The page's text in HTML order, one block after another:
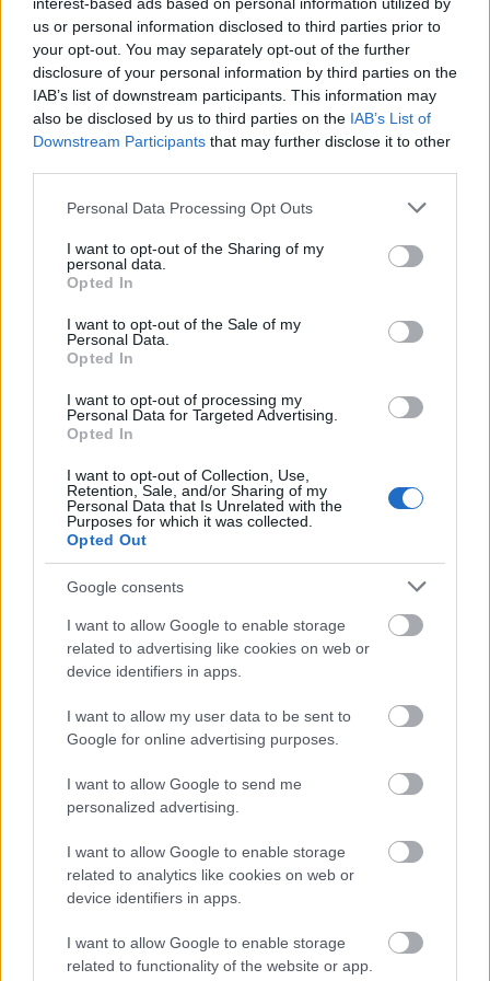
us or personal information disclosed to third parties prior to
your opt-out. You may separately opt-out of the further
disclosure of your personal information by third parties on the
IAB’s list of downstream participants. This information may
also be disclosed by us to third parties on the IAB’s List of
Downstream Participants that may further disclose it to other
Please note that this website/app uses one or more Google
not limited to your visit or usage behaviour. You may click to
grant or deny consent to Google and its third-party tags to
use your data for below specified purposes in below Google
consent section.
Personal Data Processing Opt Outs
I want to opt-out of the Sharing of my
personal data.
Opted In
I want to opt-out of the Sale of my
Personal Data.
Opted In
I want to opt-out of processing my
Personal Data for Targeted Advertising.
Opted In
I want to opt-out of Collection, Use,
Retention, Sale, and/or Sharing of my
Personal Data that Is Unrelated with the
Purposes for which it was collected.
Opted Out
Google consents
I want to allow Google to enable storage
related to advertising like cookies on web or
device identifiers in apps.
I want to allow my user data to be sent to
Google for online advertising purposes.
I want to allow Google to send me
personalized advertising.
I want to allow Google to enable storage
related to analytics like cookies on web or
device identifiers in apps.
I want to allow Google to enable storage
related to functionality of the website or app.
En lo que llevamos de temporada acumula 1,0 disparos por
partido, 1,5 pases clave (ocasiones generadas) y 1,7
entradas. Si mantiene esas medias será un futbolista que
habitualmente consiga notas cercanas al 7.0 en
SofaScore
(6 puntos).
mientras que Josan y Mojica se
marcharon lesionados del Celta-
de la jornada 23 y el tiempo
Carlos Clerc (Levante, defensa, 2.350.000, 22 puntos en
El lateral izquierdo del Levante es un fijo para Paco López y
una garantía de buenas valoraciones en la temporada por
ocasiones (0,7 por partido). Lleva una media de 5,5 puntos
94, decimocuarto mejor defensa.
Su valor de mercado es muy asequible para un futbolista
tan fiable, sólo 2,3 millones de euros. Un jugador muy
bueno y relativamente barato para completar tu defensa.
Dimitrios Siovas (Huesca, defensa, 3.310.000, 22 puntos
en la segunda vuelta)
La S.D. Huesca es colista de LaLiga, pero aún así hay
futbolistas que están jugando bien y dando muchos puntos
en Comunio como Javi Galán o Siovas. El central griego ha
conseguido hasta la fecha un total de 105 puntos y va
camino de superar los 157 puntos que obtuvo con el